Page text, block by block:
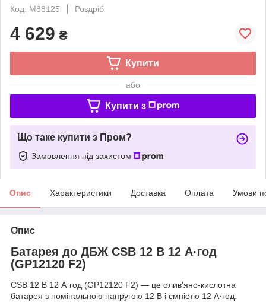
Код: M88125
Роздріб
4 629 ₴
Купити
або
Купити з
Що таке купити з Пром?
Замовлення під захистом
Опис Характеристики Доставка Оплата Умови
Опис
Батарея до ДБЖ CSB 12 В 12 А·год
(GP12120 F2)
CSB 12 В 12 А·год (GP12120 F2) — це олив'яно-кислотна
батарея з номінальною напругою 12 В і ємністю 12 А·год.